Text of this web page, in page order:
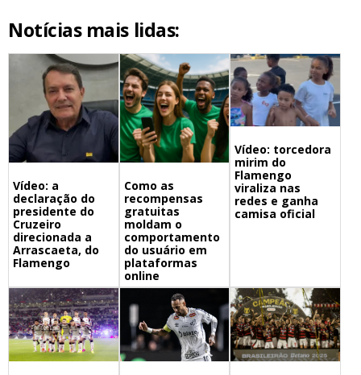
Notícias mais lidas:
Vídeo: a
declaração do
presidente do
Cruzeiro
direcionada a
Arrascaeta, do
Flamengo
Como as
recompensas
gratuitas
moldam o
comportamento
do usuário em
plataformas
online
Vídeo: torcedora
mirim do
Flamengo
viraliza nas
redes e ganha
camisa oficial